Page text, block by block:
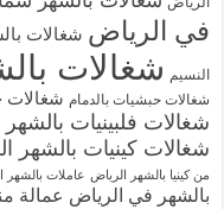
في الرياض شغالات
النسيم شغالات بالشهر ١٥٠٠
شغالات حبشيات بالدمام شغالات
شغالات فلبينيات بالشهر
شغالات كينيات بالشهر
من كينيا بالشهر الرياض عاملات بالشهر
بالشهر في الرياض عمالة